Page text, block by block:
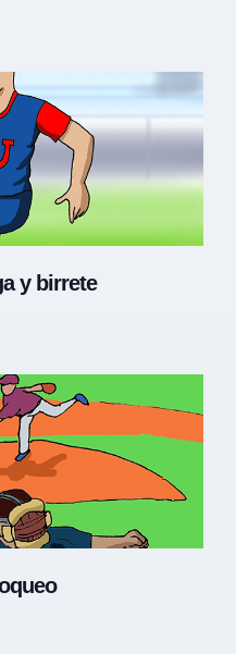
y birrete